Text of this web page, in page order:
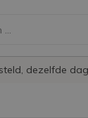
dezelfde